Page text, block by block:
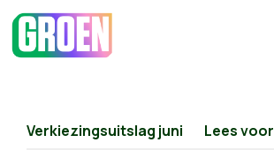
Verkiezingsuitslag juni Lees voor